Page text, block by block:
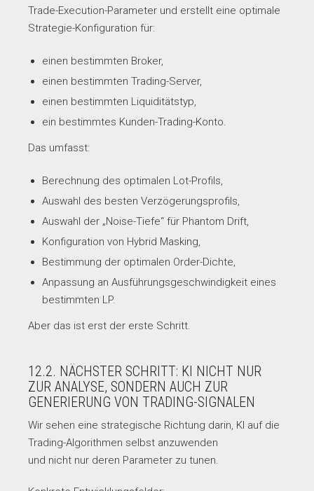
Trade-Execution-Parameter und erstellt eine optimale
Strategie-Konfiguration für:
einen bestimmten Broker,
einen bestimmten Trading-Server,
einen bestimmten Liquiditätstyp,
ein bestimmtes Kunden-Trading-Konto.
Das umfasst:
Berechnung des optimalen Lot-Profils,
Auswahl des besten Verzögerungsprofils,
Auswahl der „Noise-Tiefe“ für Phantom Drift,
Konfiguration von Hybrid Masking,
Bestimmung der optimalen Order-Dichte,
Anpassung an Ausführungsgeschwindigkeit eines
bestimmten LP.
Aber das ist erst der erste Schritt.
12.2. NÄCHSTER SCHRITT: KI NICHT NUR
ZUR ANALYSE, SONDERN AUCH ZUR
GENERIERUNG VON TRADING-SIGNALEN
Wir sehen eine strategische Richtung darin, KI auf die
Trading-Algorithmen selbst anzuwenden
und nicht nur deren Parameter zu tunen.